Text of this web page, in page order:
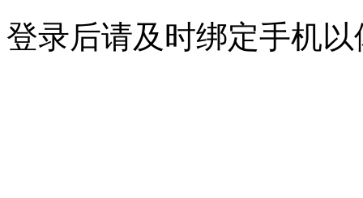
登录后请及时绑定手机